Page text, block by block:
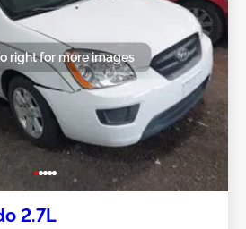
right for more images
2.7L